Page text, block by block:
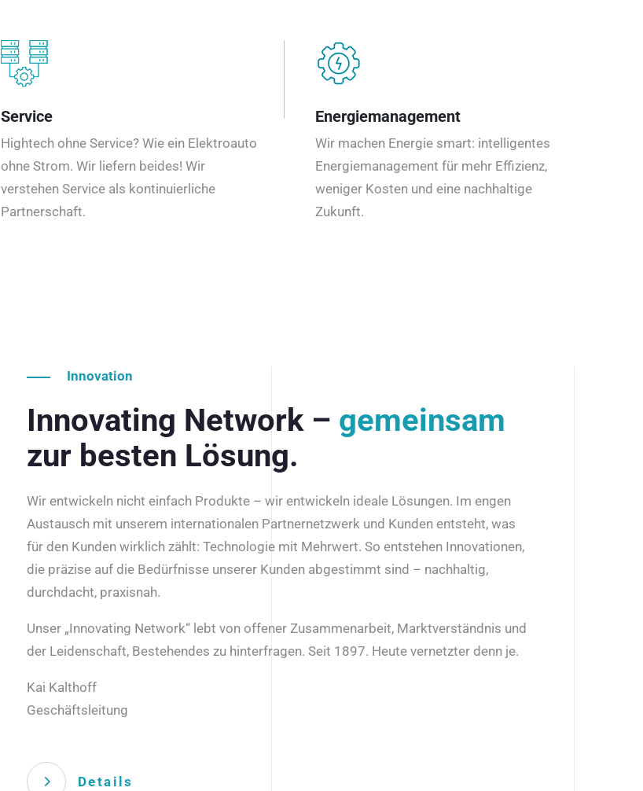
Service
Hightech ohne Service? Wie ein Elektroauto
ohne Strom. Wir liefern beides! Wir
verstehen Service als kontinuierliche
Partnerschaft.
Energiemanagement
Wir machen Energie smart: intelligentes
Energiemanagement für mehr Effizienz,
weniger Kosten und eine nachhaltige
Zukunft.
Innovation
Innovating Network – gemeinsam
zur besten Lösung.
Wir entwickeln nicht einfach Produkte – wir entwickeln ideale Lösungen. Im engen
Austausch mit unserem internationalen Partnernetzwerk und Kunden entsteht, was
für den Kunden wirklich zählt: Technologie mit Mehrwert. So entstehen Innovationen,
die präzise auf die Bedürfnisse unserer Kunden abgestimmt sind – nachhaltig,
durchdacht, praxisnah.
Unser „Innovating Network“ lebt von offener Zusammenarbeit, Marktverständnis und
der Leidenschaft, Bestehendes zu hinterfragen. Seit 1897. Heute vernetzter denn je.
Kai Kalthoff
Geschäftsleitung
Details